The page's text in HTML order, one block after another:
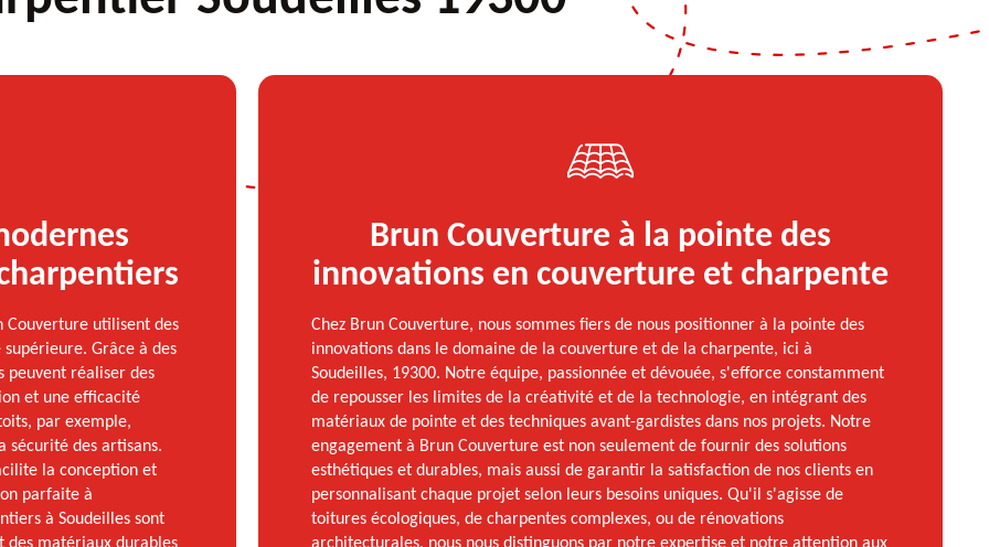
Couverture utilisent des
Grâce à des
peuvent réaliser des
et une efficacité
par exemple,
sécurité des artisans.
la conception et
parfaite à
à Soudeilles sont
Brun Couverture à la pointe des
innovations en couverture et charpente
Chez Brun Couverture, nous sommes fiers de nous positionner à la pointe des
innovations dans le domaine de la couverture et de la charpente, ici à
Soudeilles, 19300. Notre équipe, passionnée et dévouée, s'efforce constamment
de repousser les limites de la créativité et de la technologie, en intégrant des
matériaux de pointe et des techniques avant-gardistes dans nos projets. Notre
engagement à Brun Couverture est non seulement de fournir des solutions
esthétiques et durables, mais aussi de garantir la satisfaction de nos clients en
personnalisant chaque projet selon leurs besoins uniques. Qu'il s'agisse de
toitures écologiques, de charpentes complexes, ou de rénovations